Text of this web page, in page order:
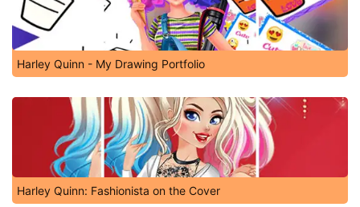
Harley Quinn - My Drawing Portfolio
Harley Quinn: Fashionista on the Cover